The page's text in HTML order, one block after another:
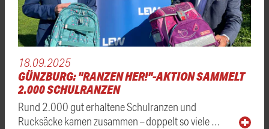
18.09.2025
GÜNZBURG: "RANZEN HER!"-AKTION SAMMELT
2.000 SCHULRANZEN
Rund 2.000 gut erhaltene Schulranzen und
Rucksäcke kamen zusammen – doppelt so viele …